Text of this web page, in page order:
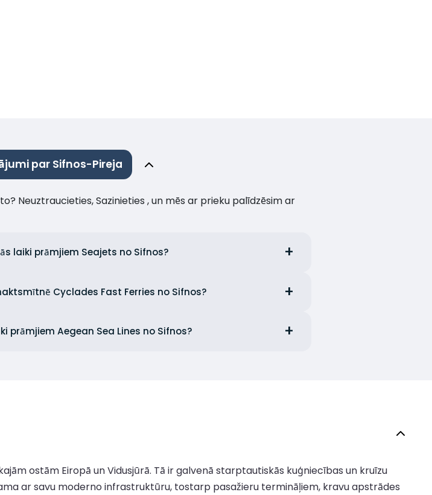
par Sifnos-Pireja
Neuztraucieties, Sazinieties , un mēs ar prieku palīdzēsim ar
laiki prāmjiem Seajets no Sifnos?
Cyclades Fast Ferries no Sifnos?
prāmjiem Aegean Sea Lines no Sifnos?
ostām Eiropā un Vidusjūrā. Tā ir galvenā starptautiskās kuģniecības un kruīzu
ar savu moderno infrastruktūru, tostarp pasažieru termināļiem, kravu apstrādes